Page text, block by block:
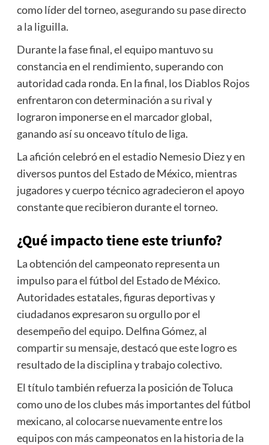
como líder del torneo, asegurando su pase directo
a la liguilla.
Durante la fase final, el equipo mantuvo su
constancia en el rendimiento, superando con
autoridad cada ronda. En la final, los Diablos Rojos
enfrentaron con determinación a su rival y
lograron imponerse en el marcador global,
ganando así su onceavo título de liga.
La afición celebró en el estadio Nemesio Diez y en
diversos puntos del Estado de México, mientras
jugadores y cuerpo técnico agradecieron el apoyo
constante que recibieron durante el torneo.
¿Qué impacto tiene este triunfo?
La obtención del campeonato representa un
impulso para el fútbol del Estado de México.
Autoridades estatales, figuras deportivas y
ciudadanos expresaron su orgullo por el
desempeño del equipo. Delfina Gómez, al
compartir su mensaje, destacó que este logro es
resultado de la disciplina y trabajo colectivo.
El título también refuerza la posición de Toluca
como uno de los clubes más importantes del fútbol
mexicano, al colocarse nuevamente entre los
equipos con más campeonatos en la historia de la